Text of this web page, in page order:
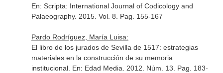
En: Scripta: International Journal of Codicology and
Palaeography. 2015. Vol. 8. Pag. 155-167
Pardo Rodríguez, María Luisa:
El libro de los jurados de Sevilla de 1517: estrategias
materiales en la construcción de su memoria
institucional. En: Edad Media . 2012. Núm. 13. Pag. 183-